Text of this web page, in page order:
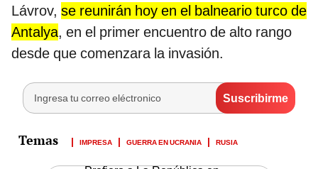
Lávrov, se reunirán hoy en el balneario turco de
Antalya, en el primer encuentro de alto rango
desde que comenzara la invasión.
IMPRESA GUERRA EN UCRANIA RUSIA